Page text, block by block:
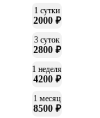
1 сутки
2000 ₽
3 суток
2800 ₽
1 неделя
4200 ₽
1 месяц
8500 ₽